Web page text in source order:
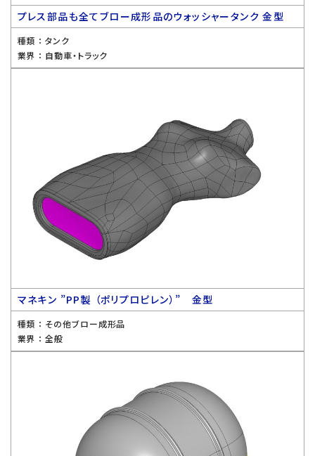
プレス部品も全てブロー成形品のウォッシャータンク 金型
種類 ： タンク
業界 ： 自動車・トラック
マネキン ”PP製 （ポリプロピレン）” 金型
種類 ： その他ブロー成形品
業界 ： 全般